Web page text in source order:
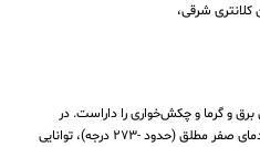
کلانتری شرقی،
و گرما و چکش‌خواری را داراست. در
تعریف فیزیکی فلز ماده ای است که در دمای صفر مطلق (حدود -۲۷۳ درجه)، توانایی